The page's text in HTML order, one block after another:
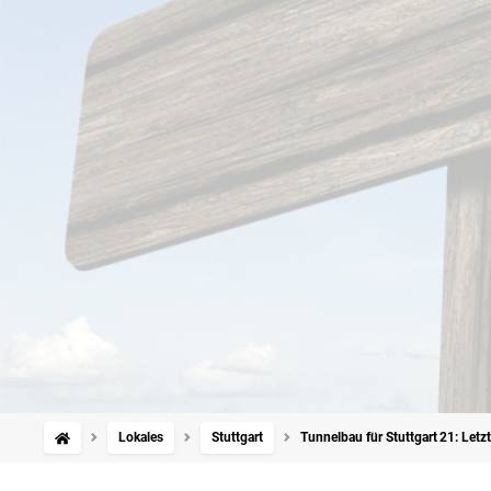
Lokales Stuttgart Tunnelbau für Stuttgart 21: